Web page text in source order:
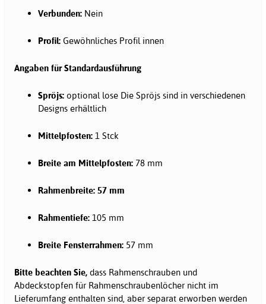
Verbunden: Nein
Profil: Gewöhnliches Profil innen
Angaben für Standardausführung
Spröjs: optional lose Die Spröjs sind in verschiedenen
Designs erhältlich
Mittelpfosten: 1 Stck
Breite am Mittelpfosten: 78 mm
Rahmenbreite: 57 mm
Rahmentiefe: 105 mm
Breite Fensterrahmen: 57 mm
Bitte beachten Sie, dass Rahmenschrauben und
Abdeckstopfen für Rahmenschraubenlöcher nicht im
Lieferumfang enthalten sind, aber separat erworben werden